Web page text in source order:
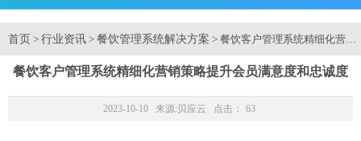
首页 > 行业资讯 > 餐饮管理系统解决方案 > 餐饮客户管理系统精细化营
餐饮客户管理系统精细化营销策略提升会员满意度和忠诚度
2023-10-10 来源: 贝应云 点击： 63